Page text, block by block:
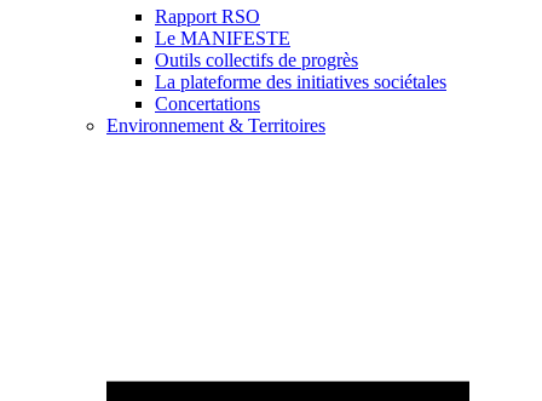
Rapport RSO
Le MANIFESTE
Outils collectifs de progrès
La plateforme des initiatives sociétales
Concertations
Environnement & Territoires